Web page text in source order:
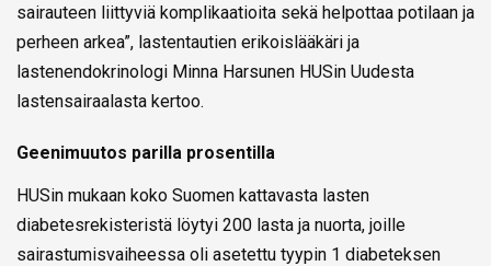
sairauteen liittyviä komplikaatioita sekä helpottaa potilaan ja
perheen arkea”, lastentautien erikoislääkäri ja
lastenendokrinologi Minna Harsunen HUSin Uudesta
lastensairaalasta kertoo.
Geenimuutos parilla prosentilla
HUSin mukaan koko Suomen kattavasta lasten
diabetesrekisteristä löytyi 200 lasta ja nuorta, joille
sairastumisvaiheessa oli asetettu tyypin 1 diabeteksen